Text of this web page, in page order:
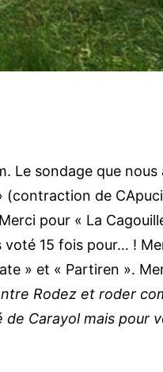
Le sondage que
de
pour « La
15 fois pour… !
» et « Partiren ».
Rodez et roder
de Carayol mais pour